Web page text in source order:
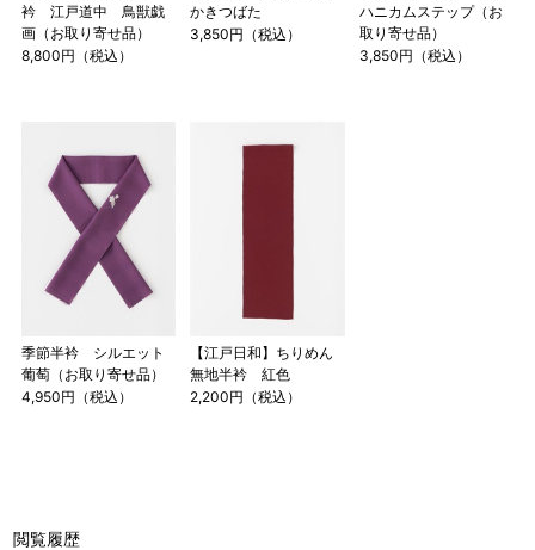
衿 江戸道中 鳥獣戯
画（お取り寄せ品）
8,800円（税込）
かきつばた
3,850円（税込）
ハニカムステップ（お
取り寄せ品）
3,850円（税込）
季節半衿 シルエット
葡萄（お取り寄せ品）
4,950円（税込）
【江戸日和】ちりめん
無地半衿 紅色
2,200円（税込）
閲覧履歴